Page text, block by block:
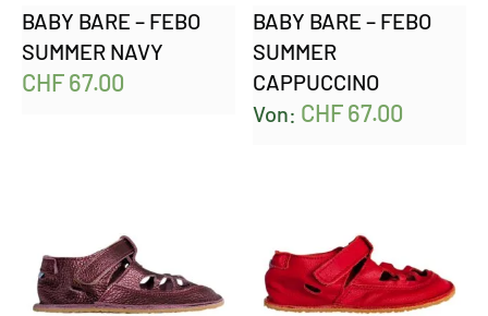
BABY BARE – FEBO
SUMMER NAVY
CHF67.00
BABY BARE – FEBO
SUMMER
CAPPUCCINO
Von: CHF67.00